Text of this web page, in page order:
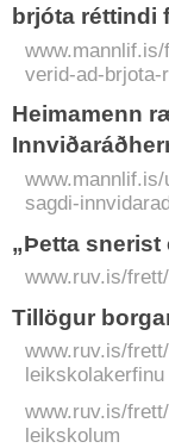
brjóta réttindi
verid-ad-
Heimamenn
sagdi-
„Þetta
www.ruv.is/
Tillögur
www.ruv.is/
leikskolakerfinu
www.ruv.is/
leikskolum